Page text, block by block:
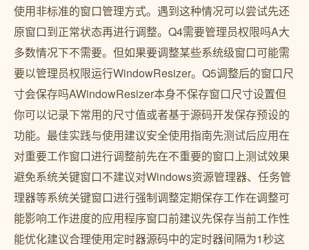
使用非标准的窗口管理方式。遇到这种情况可以尝试先还
原窗口到正常状态再进行调整。Q4需要管理员权限吗A大
多数情况下不需要。但如果要调整某些系统级窗口可能需
要以管理员权限运行WindowResizer。Q5调整后的窗口尺
寸会保存吗AWindowResizer本身不保存窗口尺寸设置但
你可以记录下常用的尺寸值或者基于源码开发保存预设的
功能。最佳实践与使用建议安全使用指南先测试后应用在
对重要工作窗口进行调整前先在不重要的窗口上测试效果
避免系统关键窗口不建议对Windows资源管理器、任务管
理器等系统关键窗口进行强制调整定期保存工作在调整可
能影响工作进度的应用程序窗口前建议先保存当前工作性
能优化建议合理使用定时器源码中的定时器间隔为1秒这